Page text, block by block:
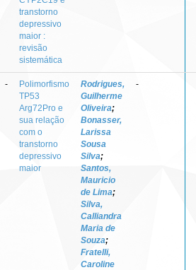
transtorno
depressivo
maior :
revisão
sistemática
-
Polimorfismo
TP53
Arg72Pro e
sua relação
com o
transtorno
depressivo
maior
Rodrigues,
Guilherme
Oliveira;
Bonasser,
Larissa
Sousa
Silva;
Santos,
Mauricio
de Lima;
Silva,
Calliandra
Maria de
Souza;
Fratelli,
Caroline
-